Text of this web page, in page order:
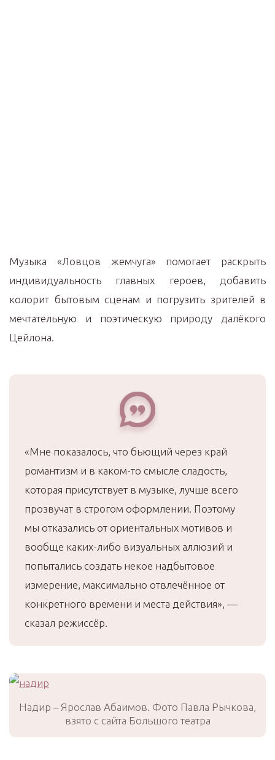
Музыка «Ловцов жемчуга» помогает раскрыть
индивидуальность главных героев, добавить
колорит бытовым сценам и погрузить зрителей в
мечтательную и поэтическую природу далёкого
Цейлона.
«Мне показалось, что бьющий через край
романтизм и в каком-то смысле сладость,
которая присутствует в музыке, лучше всего
прозвучат в строгом оформлении. Поэтому
мы отказались от ориентальных мотивов и
вообще каких-либо визуальных аллюзий и
попытались создать некое надбытовое
измерение, максимально отвлечённое от
конкретного времени и места действия», —
сказал режиссёр.
Надир – Ярослав Абаимов. Фото Павла Рычкова,
взято с сайта Большого театра